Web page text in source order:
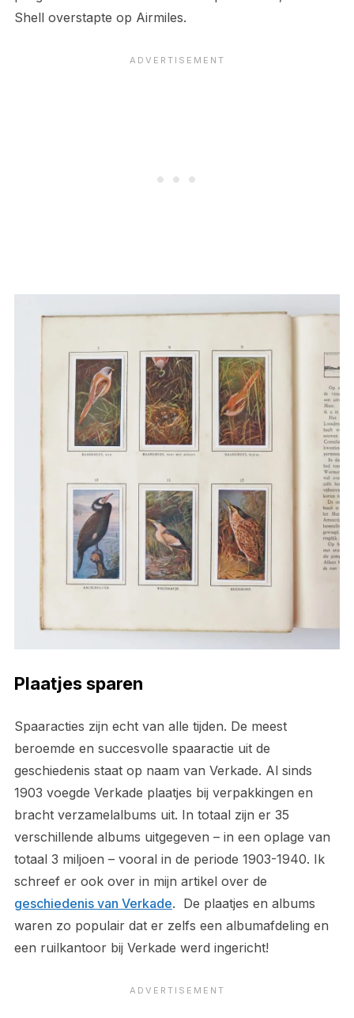
Shell overstapte op Airmiles.
Plaatjes sparen
Spaaracties zijn echt van alle tijden. De meest
beroemde en succesvolle spaaractie uit de
geschiedenis staat op naam van Verkade. Al sinds
1903 voegde Verkade plaatjes bij verpakkingen en
bracht verzamelalbums uit. In totaal zijn er 35
verschillende albums uitgegeven – in een oplage van
totaal 3 miljoen – vooral in de periode 1903-1940. Ik
schreef er ook over in mijn artikel over de
geschiedenis van Verkade. De plaatjes en albums
waren zo populair dat er zelfs een albumafdeling en
een ruilkantoor bij Verkade werd ingericht!